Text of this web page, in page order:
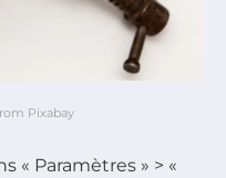
Pixabay
« Paramètres » > «